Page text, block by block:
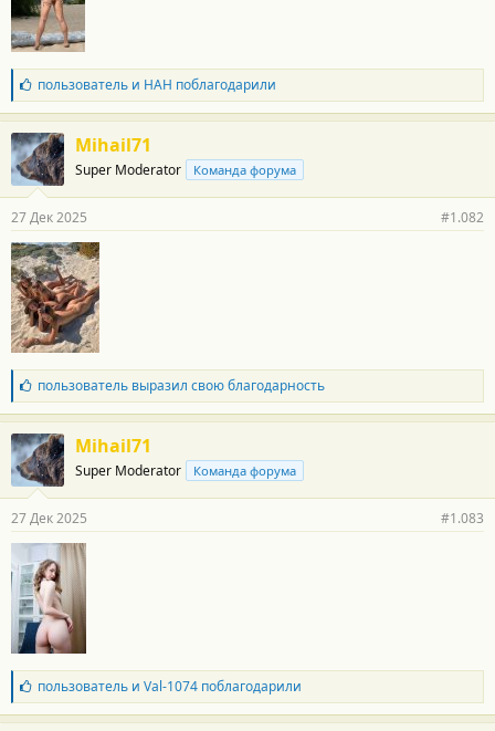
Б
л
а
г
о
д
а
н
о
с
т
и
:
пользовательи НАН поблагодарили
Mihail71
Super Moderator Команда форума
27 Дек 2025 #1.082
Б
л
а
г
о
д
а
н
о
с
т
и
:
пользовательвыразил свою благодарность
Mihail71
Super Moderator Команда форума
27 Дек 2025 #1.083
Б
л
а
пользовательи Val-1074поблагодарили